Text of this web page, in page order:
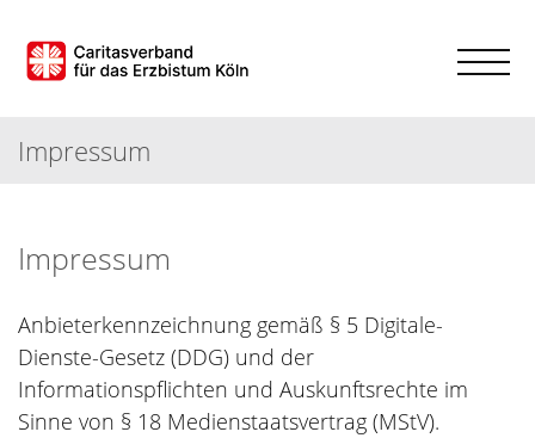
Impressum
Impressum
Anbieterkennzeichnung gemäß § 5 Digitale-
Dienste-Gesetz (DDG) und der
Informationspflichten und Auskunftsrechte im
Sinne von § 18 Medienstaatsvertrag (MStV).